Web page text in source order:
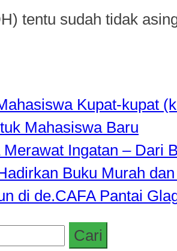
tentu sudah tidak
Kupat-kupat
Mahasiswa Baru
Ingatan – Dari
Buku Murah
di de.CAFA Pantai